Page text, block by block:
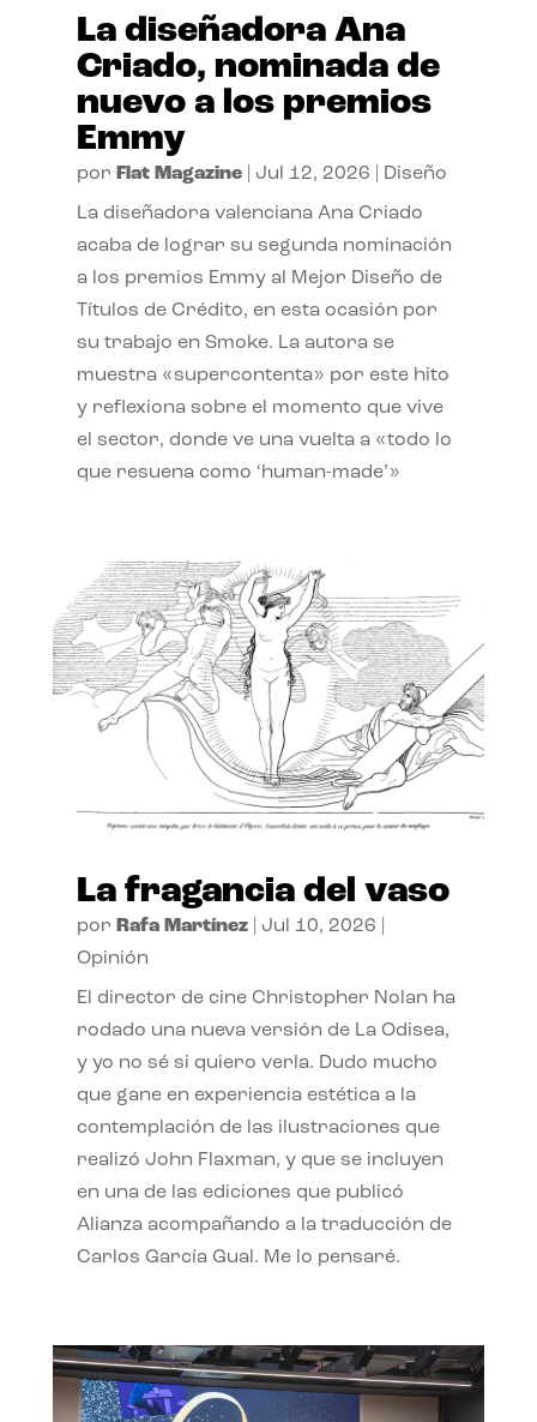
La diseñadora Ana
Criado, nominada de
nuevo a los premios
Emmy
por Flat Magazine| Jul 12, 2026 Diseño
La diseñadora valenciana Ana Criado
acaba de lograr su segunda nominación
a los premios Emmy al Mejor Diseño de
Títulos de Crédito, en esta ocasión por
su trabajo en Smoke. La autora se
muestra «supercontenta» por este hito
y reflexiona sobre el momento que vive
el sector, donde ve una vuelta a «todo lo
que resuena como ‘human-made’»
La fragancia del vaso
por Rafa Martínez| Jul 10, 2026
Opinión
El director de cine Christopher Nolan ha
rodado una nueva versión de La Odisea,
y yo no sé si quiero verla. Dudo mucho
que gane en experiencia estética a la
contemplación de las ilustraciones que
realizó John Flaxman, y que se incluyen
en una de las ediciones que publicó
Alianza acompañando a la traducción de
Carlos García Gual. Me lo pensaré.